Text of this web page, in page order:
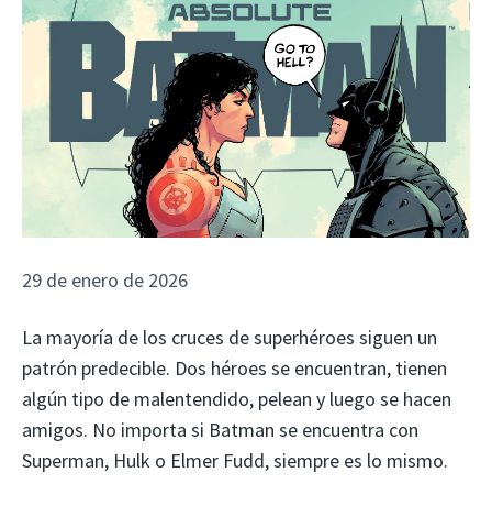
29 de enero de 2026
La mayoría de los cruces de superhéroes siguen un
patrón predecible. Dos héroes se encuentran, tienen
algún tipo de malentendido, pelean y luego se hacen
amigos. No importa si Batman se encuentra con
Superman, Hulk o Elmer Fudd, siempre es lo mismo.